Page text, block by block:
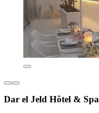
Dar el Jeld Hôtel & Spa